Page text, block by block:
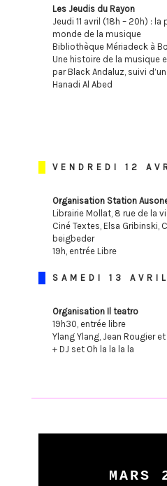
Les Jeudis du Rayon
Jeudi 11 avril (18h – 20h) :
monde de la musique
Bibliothèque Mériadeck à
Une histoire de la musique
par Black Andaluz, suivi
Hanadi Al Abed
VENDREDI 12
Organisation Station
Librairie Mollat, 8 rue de la
Ciné Textes, Elsa Gribinski,
beigbeder
19h, entrée Libre
SAMEDI 13 AVRIL
Organisation Il teatro
19h30, entrée libre
Ylang Ylang, Jean Rougier
+ DJ set Oh la la la la
MARS